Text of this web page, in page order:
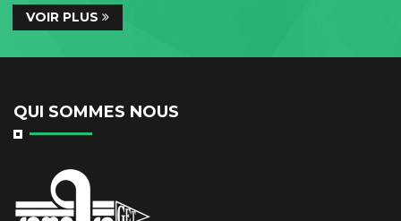
VOIR PLUS
QUI SOMMES NOUS